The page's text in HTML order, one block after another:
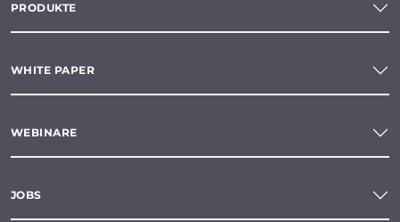
PRODUKTE
WHITE PAPER
WEBINARE
JOBS